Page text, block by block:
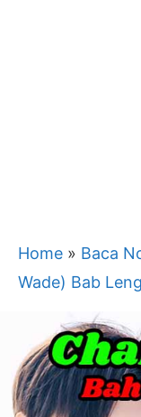
Home » Baca
Wade) Bab